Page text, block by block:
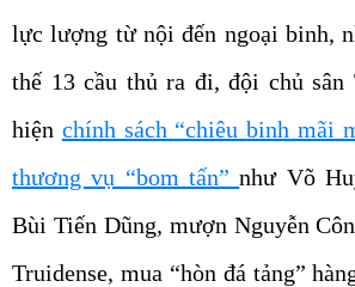
lực lượng từ nội đến ngoại binh,
thế 13 cầu thủ ra đi, đội chủ sân
hiện chính sách “chiêu binh mãi
thương vụ “bom tấn”như Võ
Bùi Tiến Dũng, mượn Nguyễn
Truidense, mua “hòn đá tảng”